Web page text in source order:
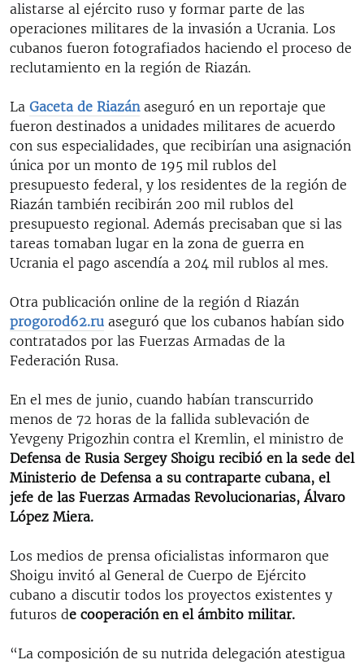
1080p
alistarse al ejército ruso y formar parte de las
operaciones militares de la invasión a Ucrania. Los
cubanos fueron fotografiados haciendo el proceso de
reclutamiento en la región de Riazán.
La Gaceta de Riazánaseguró en un reportaje que
fueron destinados a unidades militares de acuerdo
con sus especialidades, que recibirían una asignación
única por un monto de 195 mil rublos del
presupuesto federal, y los residentes de la región de
Riazán también recibirán 200 mil rublos del
presupuesto regional. Además precisaban que si las
tareas tomaban lugar en la zona de guerra en
Ucrania el pago ascendía a 204 mil rublos al mes.
Otra publicación online de la región d Riazán
progorod62.ru aseguró que los cubanos habían sido
contratados por las Fuerzas Armadas de la
Federación Rusa.
En el mes de junio, cuando habían transcurrido
menos de 72 horas de la fallida sublevación de
Yevgeny Prigozhin contra el Kremlin, el ministro de
Defensa de Rusia Sergey Shoigu recibió en la sede del
Ministerio de Defensa a su contraparte cubana, el
jefe de las Fuerzas Armadas Revolucionarias, Álvaro
López Miera.
Los medios de prensa oficialistas informaron que
Shoigu invitó al General de Cuerpo de Ejército
cubano a discutir todos los proyectos existentes y
futuros de cooperación en el ámbito militar.
“La composición de su nutrida delegación atestigua